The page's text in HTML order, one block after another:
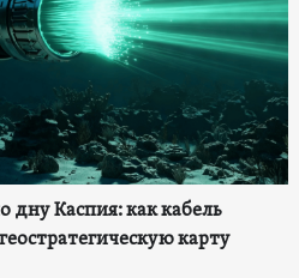
Каспия: как кабель
карту